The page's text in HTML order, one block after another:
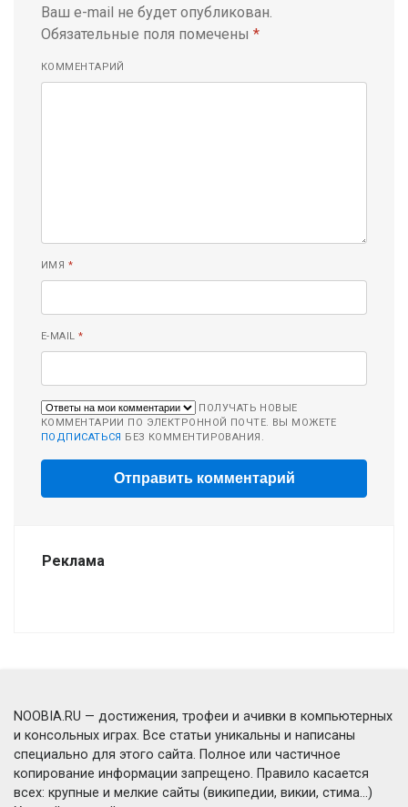
Ваш e-mail не будет опубликован.
Обязательные поля помечены *
КОММЕНТАРИЙ
ИМЯ *
E-MAIL*
ПОЛУЧАТЬ НОВЫЕ
КОММЕНТАРИИ ПО ЭЛЕКТРОННОЙ ПОЧТЕ. ВЫ МОЖЕТЕ
ПОДПИСАТЬСЯ БЕЗ КОММЕНТИРОВАНИЯ.
Реклама
NOOBIA.RU — достижения, трофеи и ачивки в компьютерных
и консольных играх. Все статьи уникальны и написаны
специально для этого сайта. Полное или частичное
копирование информации запрещено. Правило касается
всех: крупные и мелкие сайты (википедии, викии, стима...)